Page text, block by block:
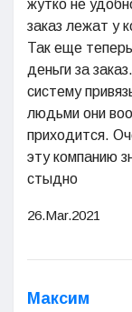
жутко не
заказ лежат у
Так еще
деньги за
систему
людьми они
приходится.
эту компанию
стыдно
26.Mar.2021
Максим